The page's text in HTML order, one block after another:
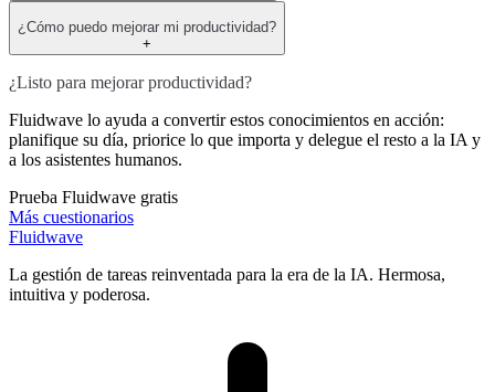
¿Cómo puedo mejorar mi productividad?
+
¿Listo para mejorar productividad?
Fluidwave lo ayuda a convertir estos conocimientos en acción:
planifique su día, priorice lo que importa y delegue el resto a la IA y
a los asistentes humanos.
Prueba Fluidwave gratis
Más cuestionarios
Fluidwave
La gestión de tareas reinventada para la era de la IA. Hermosa,
intuitiva y poderosa.